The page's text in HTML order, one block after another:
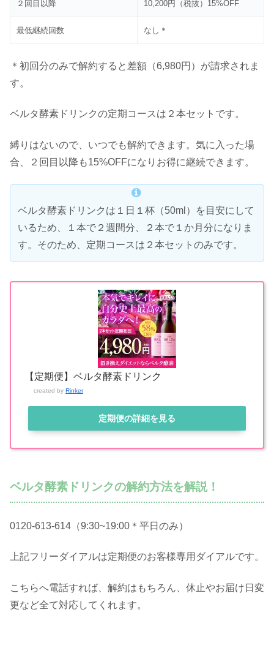
２回目以降 10,200円（税抜）15%OFF
最低継続回数 なし＊
＊初回分のみで解約すると差額（6,980円）が請求されま
す。
ベルタ酵素ドリンクの定期コースは２本セットです。
縛りはないので、いつでも解約できます。気に入った場
合、２回目以降も15%OFFになりお得に継続できます。
ベルタ酵素ドリンクは１日１杯（50ml）を目安にして
いるため、１本で２週間分、２本で１か月分になりま
す。そのため、定期コースは２本セットのみです。
【定期便】ベルタ酵素ドリンク
created by Rinker
定期便の詳細を見る
ベルタ酵素ドリンクの解約方法を解説！
0120-613-614（9:30~19:00＊平日のみ）
上記フリーダイアルは定期便のお客様専用ダイアルです。
こちらへ電話すれば、解約はもちろん、休止やお届け日変
更など全て対応してくれます。